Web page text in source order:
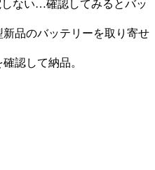
しない…確認してみるとバッ
品のバッテリーを取り寄せ
認して納品。